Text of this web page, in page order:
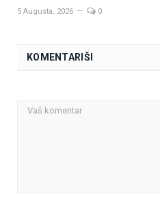
5 Augusta, 2026 0
KOMENTARIŠI